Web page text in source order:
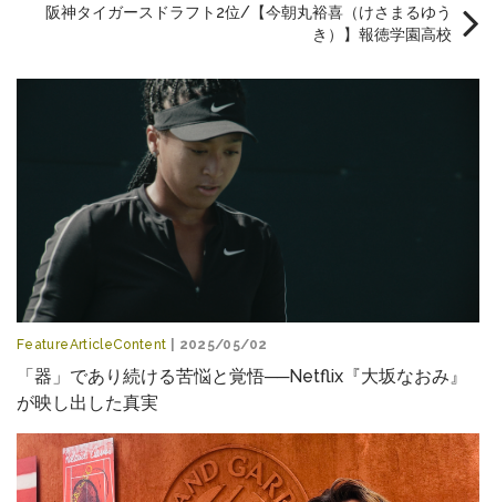
阪神タイガースドラフト2位/【今朝丸裕喜（けさまるゆう
き）】報徳学園高校
FeatureArticleContent | 2025/05/02
「器」であり続ける苦悩と覚悟──Netflix『大坂なおみ』
が映し出した真実